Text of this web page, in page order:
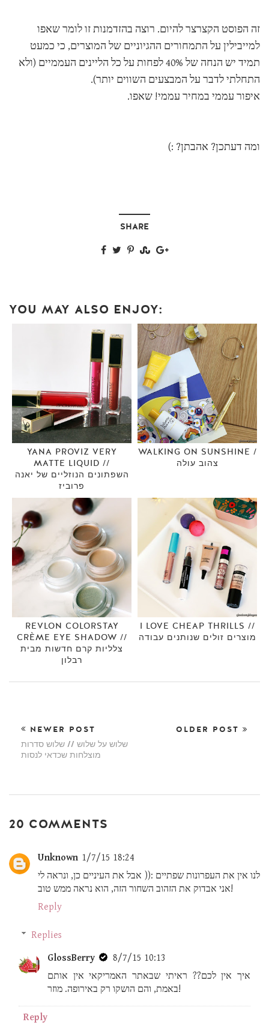
זה הפוסט הקצרצר להיום. רוצה בהזדמנות זו לומר שאפו
למייבילין על התמחורים ההגיוניים של המוצרים, כי כמעט
תמיד יש הנחה של 40% לפחות על כל הליינים העממיים (ולא
התחלתי לדבר על המבצעים השווים יותר).
איפור עממי במחיר עממי! שאפו.
ומה דעתכן? אהבתן? :)
SHARE
YOU MAY ALSO ENJOY:
YANA PROVIZ VERY
MATTE LIQUID //
השפתונים הנוזליים של יאנה
פרוביז
WALKING ON SUNSHINE /
צהוב עולה
REVLON COLORSTAY
CRÈME EYE SHADOW //
צלליות קרם חדשות מבית
רבלון
I LOVE CHEAP THRILLS //
מוצרים זולים שנותנים עבודה
NEWER POST
שלוש על שלוש // שלוש סדרות
מוצלחות שכדאי לנסות
OLDER POST
20 COMMENTS
Unknown 1/7/15 18:24
לנו אין את העפרונות שפתיים :(( אבל את העיניים כן, ונראה לי
אני אבדוק את הזהוב השחור הזה, הוא נראה ממש טוב!
Reply
Replies
GlossBerry
8/7/15 10:13
איך אין לכם?? ראיתי שבאתר האמריקאי אין אותם
באמת, והם הושקו רק באירופה. מוזר!
Reply